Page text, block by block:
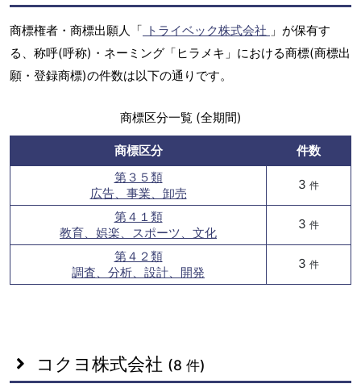
商標権者・商標出願人「 トライベック株式会社 」が保有す
る、称呼(呼称)・ネーミング「ヒラメキ」における商標(商標出
願・登録商標)の件数は以下の通りです。
商標区分一覧 (全期間)
商標区分
件数
第３５類
広告、事業、卸売
3 件
第４１類
教育、娯楽、スポーツ、文化
3 件
第４２類
調査、分析、設計、開発
3 件
コクヨ株式会社 (8 件)